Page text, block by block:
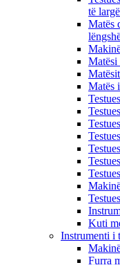
të
Matës
Matësi
Matës
Kuti
Instrumenti i
Furra